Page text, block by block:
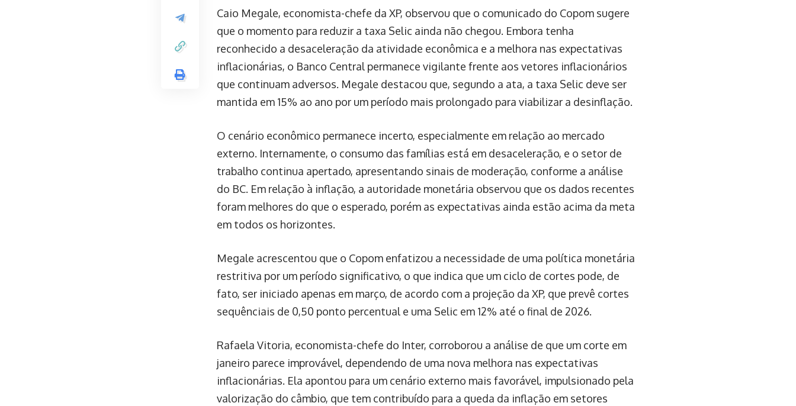
Caio Megale, economista-chefe da XP, observou que o comunicado do Copom sugere
que o momento para reduzir a taxa Selic ainda não chegou. Embora tenha
reconhecido a desaceleração da atividade econômica e a melhora nas expectativas
inflacionárias, o Banco Central permanece vigilante frente aos vetores inflacionários
que continuam adversos. Megale destacou que, segundo a ata, a taxa Selic deve ser
mantida em 15% ao ano por um período mais prolongado para viabilizar a desinflação.
O cenário econômico permanece incerto, especialmente em relação ao mercado
externo. Internamente, o consumo das famílias está em desaceleração, e o setor de
trabalho continua apertado, apresentando sinais de moderação, conforme a análise
do BC. Em relação à inflação, a autoridade monetária observou que os dados recentes
foram melhores do que o esperado, porém as expectativas ainda estão acima da meta
em todos os horizontes.
Megale acrescentou que o Copom enfatizou a necessidade de uma política monetária
restritiva por um período significativo, o que indica que um ciclo de cortes pode, de
fato, ser iniciado apenas em março, de acordo com a projeção da XP, que prevê cortes
sequênciais de 0,50 ponto percentual e uma Selic em 12% até o final de 2026.
Rafaela Vitoria, economista-chefe do Inter, corroborou a análise de que um corte em
janeiro parece improvável, dependendo de uma nova melhora nas expectativas
inflacionárias. Ela apontou para um cenário externo mais favorável, impulsionado pela
valorização do câmbio, que tem contribuído para a queda da inflação em setores